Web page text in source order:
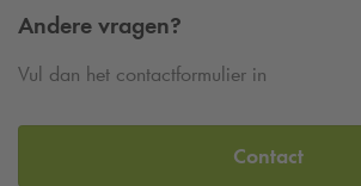
Andere vragen?
Vul dan het contactformulier in
Contact